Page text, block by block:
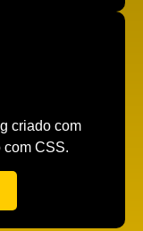
criado com
com CSS.